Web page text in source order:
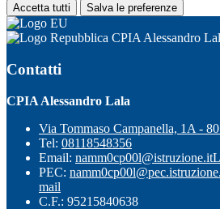
Accetta tutti Salva le preferenze
CPIA Alessandro
Contatti
CPIA Alessandro Lala
Via Tommaso Campanella, 1A -
Tel: 08118548356
Email: namm0cp00l@istruzione.it
PEC:
mail
C.F.: 95215840638